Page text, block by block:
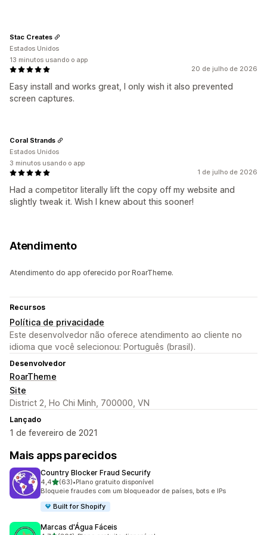
20 de julho de 2026
Easy install and works great, I only wish it also prevented
screen captures.
Stac Creates
Estados Unidos
13 minutos usando o app
1 de julho de 2026
Had a competitor literally lift the copy off my website and
slightly tweak it. Wish I knew about this sooner!
Coral Strands
Estados Unidos
3 minutos usando o app
Atendimento
Atendimento do app oferecido por RoarTheme.
Recursos
Política de privacidade
Este desenvolvedor não oferece atendimento ao cliente no
idioma que você selecionou: Português (brasil).
Desenvolvedor
RoarTheme
Site
District 2, Ho Chi Minh, 700000, VN
Lançado
1 de fevereiro de 2021
Mais apps parecidos
Country Blocker Fraud Securify
4,4de 5 estrelas
(63)
63 avaliações ao todo
•Plano gratuito disponível
Bloqueie fraudes com um bloqueador de países, bots e IPs
Built for Shopify
Marcas d'Água Fáceis